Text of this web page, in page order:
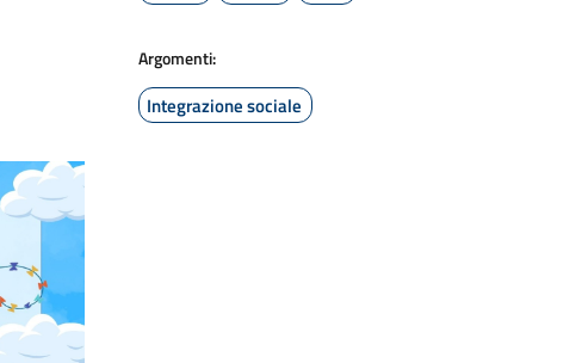
Argomenti:
Integrazione sociale